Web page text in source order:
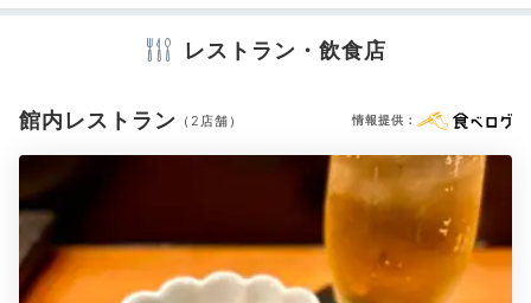
私達はホテル徒歩圏内の「川上庵 本店」へ。くるみの
つけダレと天ぷらが絶品でした！食後は「ジェラテリア
ジーナ」で母とシェアしながらジェラートを。
+1
テレビ 冷蔵庫 ミニバー スリッパ 洗浄機付トイレ 歯ブラシ
シャンプー コンディショナー
ボディソープ
シャワーキャップ
タオル バスタオル ドライヤー
※設備・アメニティは、確認が取れている情報を表示しています。
レストラン・飲食店
館内レストラン （2店舗） 情報提供：